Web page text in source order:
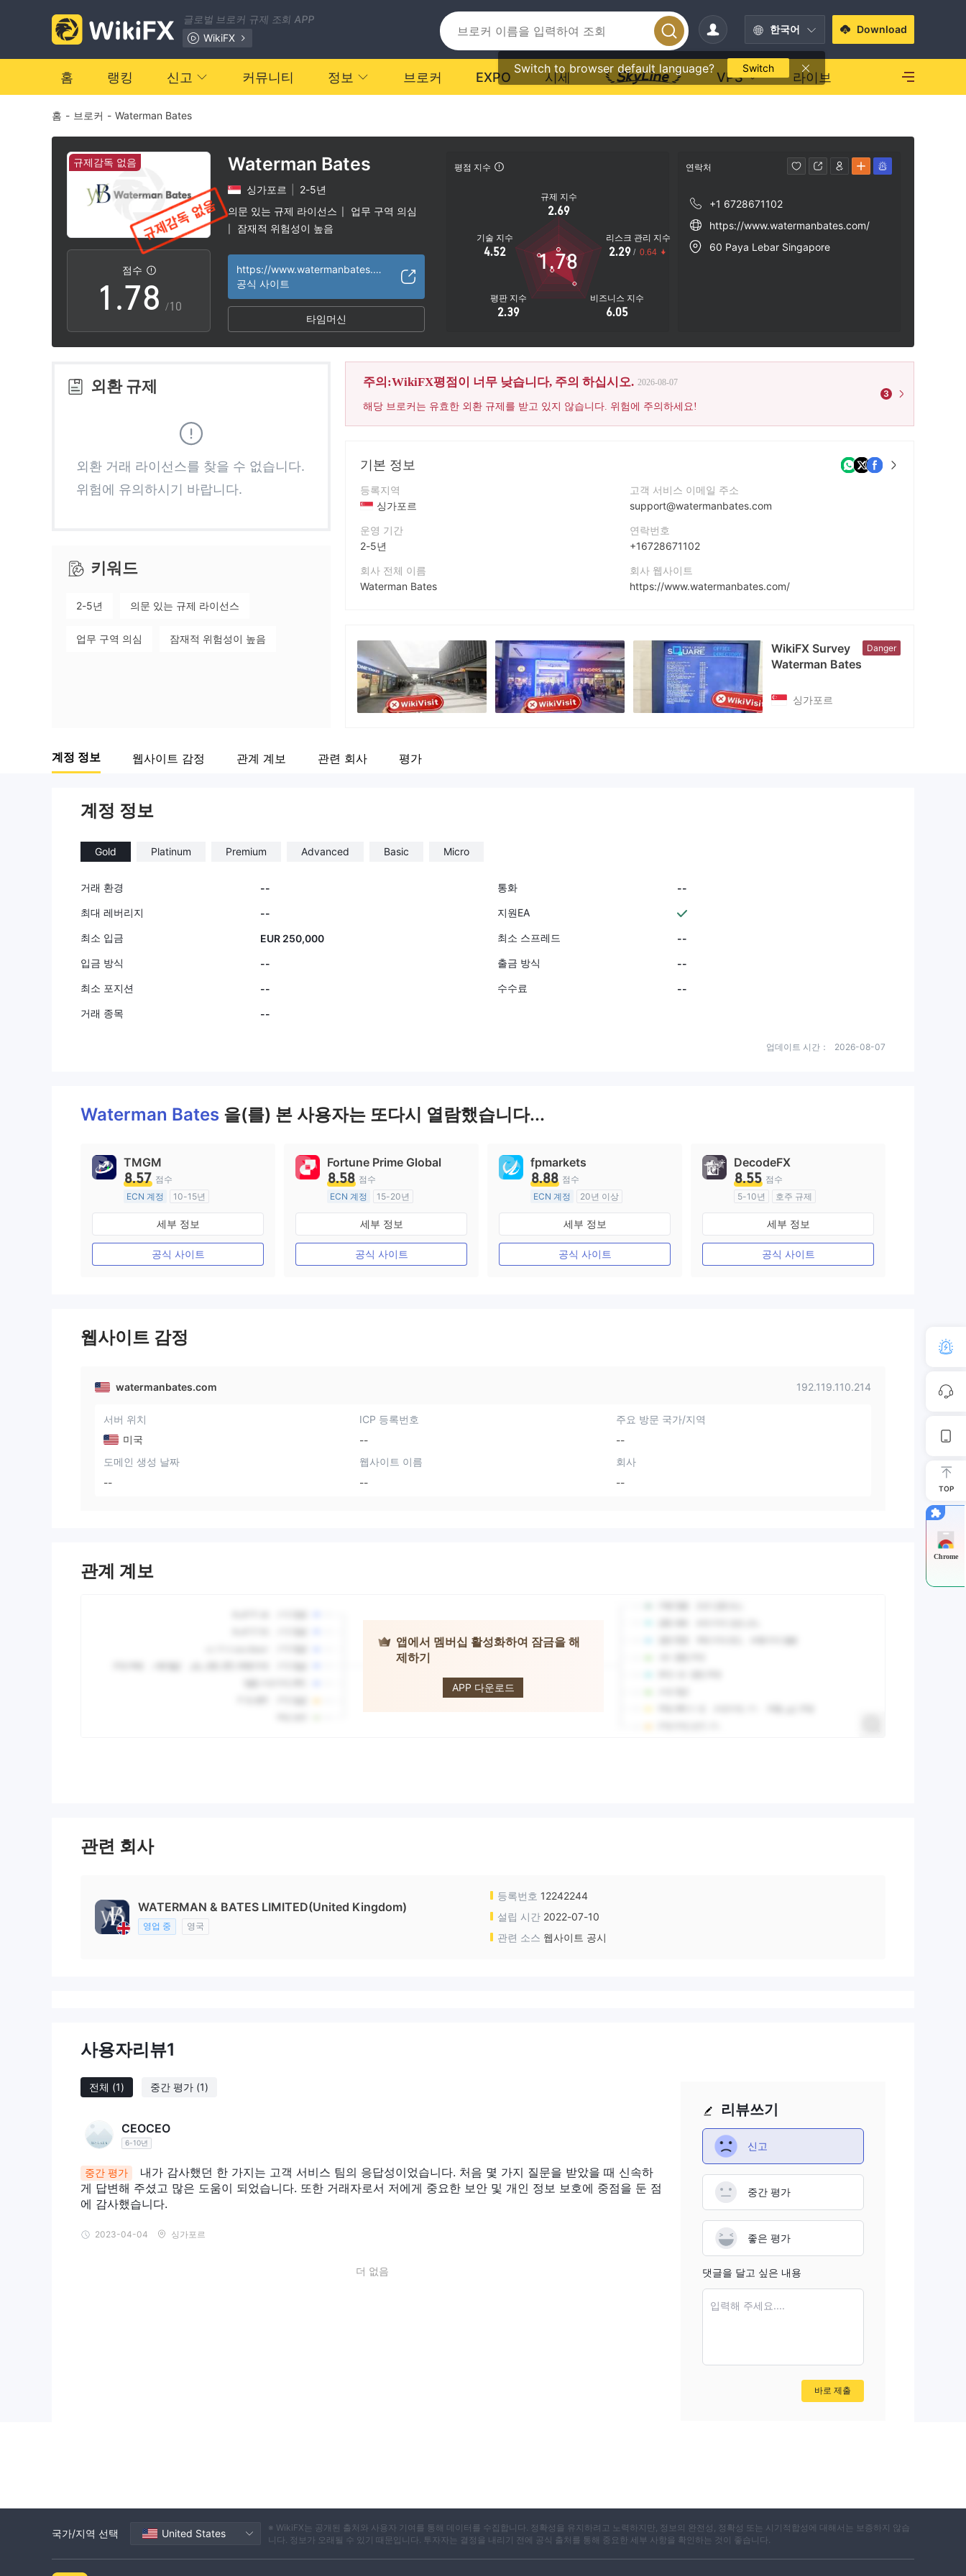
글로벌 브로커 규제 조회 APP
WikiFX
한국어
Switch to browser default language? Switch
Download
홈 랭킹 신고 커뮤니티 정보 브로커 EXPO 시세 VPS 라이브
홈 - 브로커 - Waterman Bates
규제감독 없음
점수
0
1
2
3
5
6
8
9
.
1
2
3
4
5
6
7
8
9
2
3
4
6
7
8
9
/10
Waterman Bates
싱가포르
2-5년
의문 있는 규제 라이선스
업무 구역 의심
잠재적 위험성이 높음
https://www.watermanbates.com/
공식 사이트
타임머신
평점 지수
규제 지수
2.69
기술 지수
4.52
평판 지수
2.39
비즈니스 지수
6.05
리스크 관리 지수
2.29 / 0.64
1.78
연락처
+1 6728671102
https://www.watermanbates.com/
60 Paya Lebar Singapore
외환 규제
외환 거래 라이선스를 찾을 수 없습니다.
위험에 유의하시기 바랍니다.
키워드
2-5년 의문 있는 규제 라이선스
업무 구역 의심 잠재적 위험성이 높음
주의:WikiFX평점이 너무 낮습니다, 주의 하십시오. 2026-08-07
해당 브로커는 유효한 외환 규제를 받고 있지 않습니다. 위험에 주의하세요!
3
기본 정보
등록지역
싱가포르
운영 기간
2-5년
회사 전체 이름
Waterman Bates
기업 직원
--
고객 서비스 이메일 주소
support@watermanbates.com
연락번호
+16728671102
회사 웹사이트
https://www.watermanbates.com/
WikiFX Survey
Waterman Bates
Danger
싱가포르
계정 정보 웹사이트 감정 관계 계보 관련 회사 평가
계정 정보
Gold Platinum Premium Advanced Basic Micro
거래 환경 -- 통화
--
최대 레버리지
-- 지원EA
최소 입금 EUR 250,000 최소 스프레드
--
입금 방식
-- 출금 방식
--
최소 포지션
-- 수수료
--
거래 종목
--
업데이트 시간： 2026-08-07
Waterman Bates 을(를) 본 사용자는 또다시 열람했습니다...
TMGM
8.57 점수
ECN 계정
10-15년
호주 규제
외환 거래 라이선스 (MM)
마스터 레이블 MT4
세부 정보
공식 사이트
Fortune Prime Global
8.58 점수
ECN 계정
15-20년
호주 규제
외환 거래 라이선스 (MM)
마스터 레이블 MT4
세부 정보
공식 사이트
fpmarkets
8.88 점수
ECN 계정
20년 이상
호주 규제
외환 거래 라이선스 (MM)
마스터 레이블 MT4
세부 정보
공식 사이트
DecodeFX
8.55 점수
5-10년
호주 규제
외환 거래 라이선스 (MM)
마스터 레이블 MT4
세부 정보
공식 사이트
웹사이트 감정
watermanbates.com 192.119.110.214
서버 위치
미국
ICP 등록번호
--
주요 방문 국가/지역
--
도메인 생성 날짜
--
웹사이트 이름
--
회사
--
관계 계보
앱에서 멤버십 활성화하여 잠금을 해
제하기
APP 다운로드
관련 회사
WATERMAN & BATES LIMITED(United Kingdom)
영업 중 영국
등록번호 12242244
설립 시간 2022-07-10
관련 소스 웹사이트 공시
사용자리뷰1
전체 (1) 중간 평가 (1)
CEOCEO
6-10년
중간 평가
내가 감사했던 한 가지는 고객 서비스 팀의 응답성이었습니다. 처음 몇 가지 질문을 받았을 때 신속하
게 답변해 주셨고 많은 도움이 되었습니다. 또한 거래자로서 저에게 중요한 보안 및 개인 정보 보호에 중점을 둔 점
에 감사했습니다.
2023-04-04 싱가포르
더 없음
리뷰쓰기
신고
중간 평가
좋은 평가
댓글을 달고 싶은 내용
입력해 주세요....
바로 제출
TOP
Chrome
국가/지역 선택 United States
※ WikiFX는 공개된 출처와 사용자 기여를 통해 데이터를 수집합니다. 정확성을 유지하려고 노력하지만, 정보의 완전성, 정확성 또는 시기적합성에 대해서는 보증하지 않습
니다. 정보가 오래될 수 있기 때문입니다. 투자자는 결정을 내리기 전에 공식 출처를 통해 중요한 세부 사항을 확인하는 것이 좋습니다.